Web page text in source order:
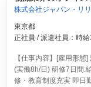
株式会社ジャパン・リ
東京都
正社員 / 派遣社員：時
【仕事内容】[雇用形
(実働8h/日) 研修7日間:
修・教育制度充実 即日